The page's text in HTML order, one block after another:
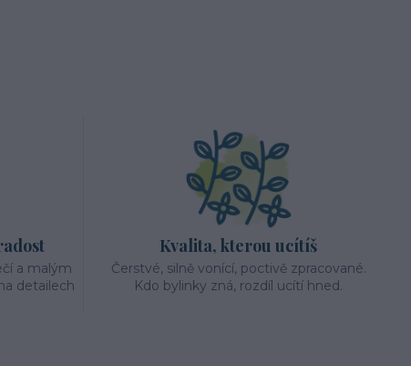
a malým
detailech
Kvalita, kterou ucítíš
Čerstvé, silně vonící, poctivě zpracované.
Kdo bylinky zná, rozdíl ucítí hned.